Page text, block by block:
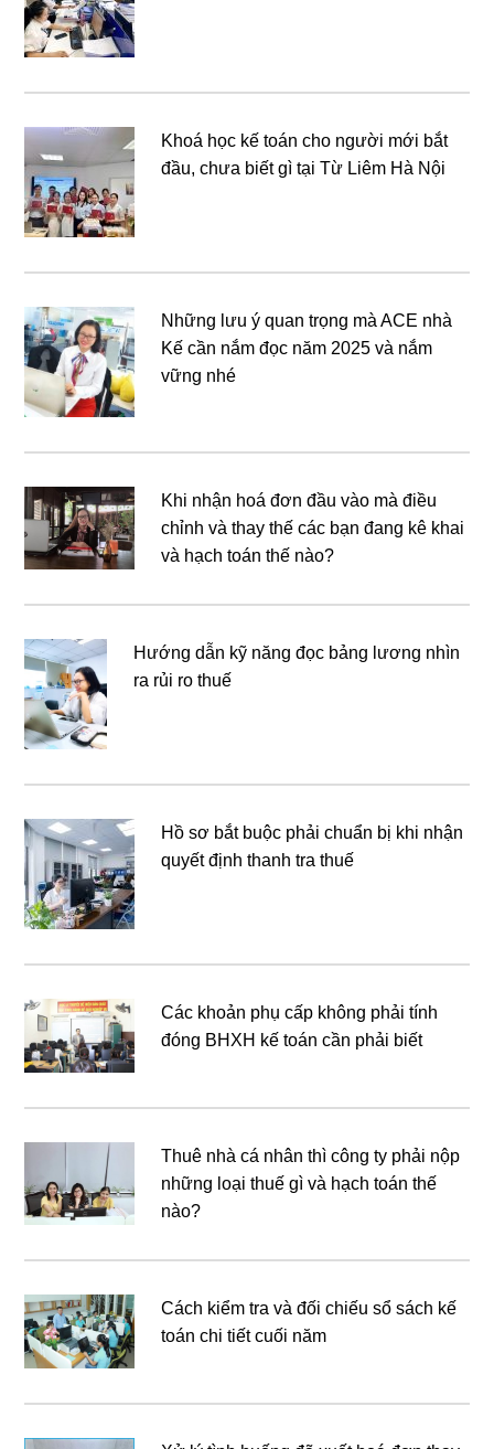
Khoá học kế toán cho người mới bắt
đầu, chưa biết gì tại Từ Liêm Hà Nội
Những lưu ý quan trọng mà ACE nhà
Kế cần nắm đọc năm 2025 và nắm
vững nhé
Khi nhận hoá đơn đầu vào mà điều
chỉnh và thay thế các bạn đang kê khai
và hạch toán thế nào?
Hướng dẫn kỹ năng đọc bảng lương nhìn
ra rủi ro thuế
Hồ sơ bắt buộc phải chuẩn bị khi nhận
quyết định thanh tra thuế
Các khoản phụ cấp không phải tính
đóng BHXH kế toán cần phải biết
Thuê nhà cá nhân thì công ty phải nộp
những loại thuế gì và hạch toán thế
nào?
Cách kiểm tra và đối chiếu sổ sách kế
toán chi tiết cuối năm